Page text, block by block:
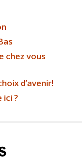
chez vous
d’avenir!
?